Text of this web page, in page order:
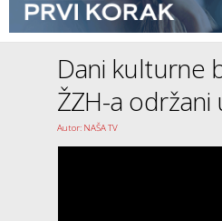
Dani kulturne
ŽZH-a održani
Autor: NAŠA TV